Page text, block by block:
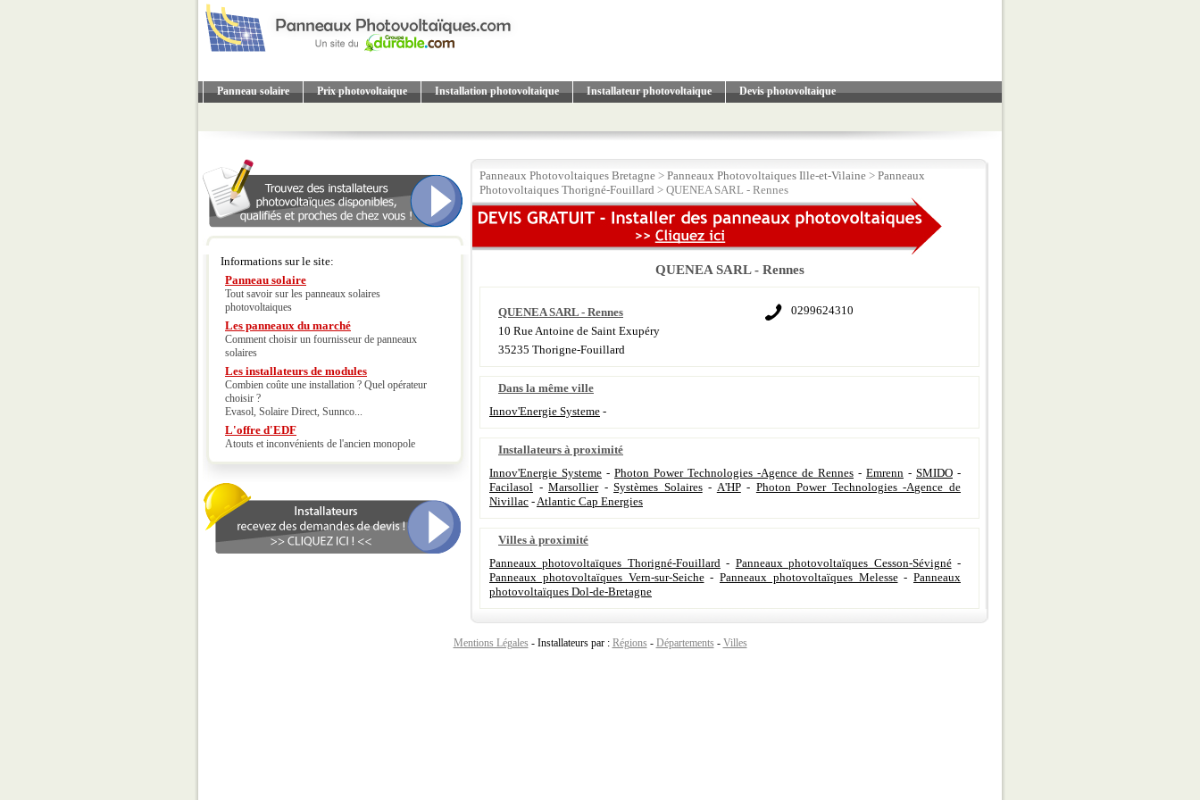
Panneau solaire Prix photovoltaique Installation photovoltaique Installateur photovoltaique Devis photovoltaique
Informations sur le site:
Panneau solaire
Tout savoir sur les panneaux solaires
photovoltaiques
Les panneaux du marché
Comment choisir un fournisseur de panneaux
solaires
Les installateurs de modules
Combien coûte une installation ? Quel opérateur
choisir ?
Evasol, Solaire Direct, Sunnco...
L'offre d'EDF
Atouts et inconvénients de l'ancien monopole
Panneaux Photovoltaiques Bretagne > Panneaux Photovoltaiques Ille-et-Vilaine > Panneaux
Photovoltaiques Thorigné-Fouillard > QUENEA SARL - Rennes
QUENEA SARL - Rennes
0299624310
QUENEA SARL - Rennes
10 Rue Antoine de Saint Exupéry
35235 Thorigne-Fouillard
Dans la même ville
Innov'Energie Systeme -
Installateurs à proximité
Innov'Energie Systeme - Photon Power Technologies -Agence de Rennes - Emrenn - SMIDO -
Facilasol -Marsollier-Systèmes Solaires- A'HP- Photon Power Technologies -Agence de
Nivillac -Atlantic Cap Energies
Villes à proximité
Panneaux photovoltaïques Thorigné-Fouillard- Panneaux photovoltaïques Cesson-Sévigné-
Panneaux photovoltaïques Vern-sur-Seiche- Panneaux photovoltaïques Melesse- Panneaux
photovoltaïques Dol-de-Bretagne
Mentions Légales - Installateurs par : Régions - Départements - Villes